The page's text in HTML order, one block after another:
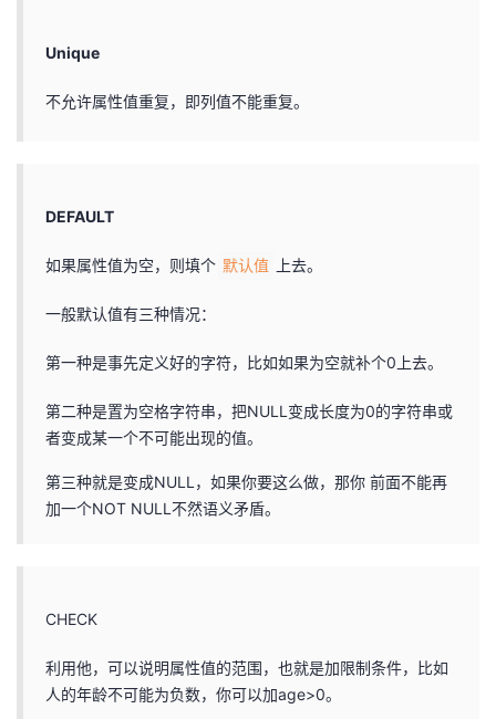
Unique
不允许属性值重复，即列值不能重复。
DEFAULT
如果属性值为空，则填个 默认值 上去。
一般默认值有三种情况：
第一种是事先定义好的字符，比如如果为空就补个0上去。
第二种是置为空格字符串，把NULL变成长度为0的字符串或
者变成某一个不可能出现的值。
第三种就是变成NULL，如果你要这么做，那你 前面不能再
加一个NOT NULL不然语义矛盾。
CHECK
利用他，可以说明属性值的范围，也就是加限制条件，比如
人的年龄不可能为负数，你可以加age>0。